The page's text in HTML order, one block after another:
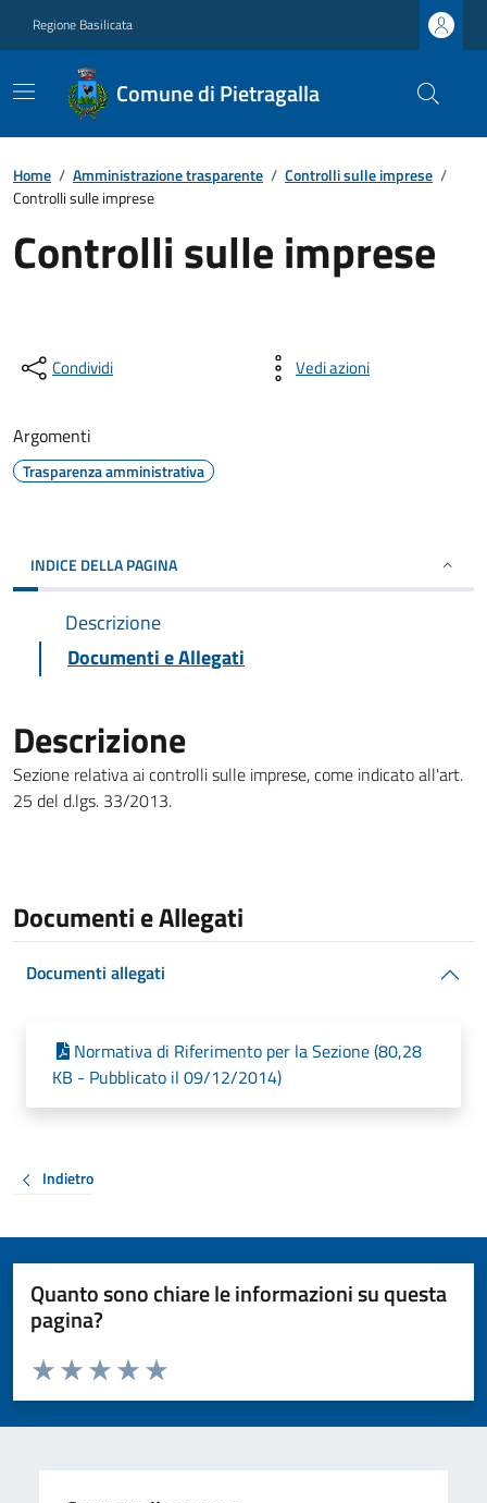
Regione Basilicata
Comune di Pietragalla
Home / Amministrazione trasparente / Controlli sulle imprese /
Controlli sulle imprese
Controlli sulle imprese
Condividi Vedi azioni
Argomenti
Trasparenza amministrativa
INDICE DELLA PAGINA
Descrizione
Documenti e Allegati
Descrizione
Sezione relativa ai controlli sulle imprese, come indicato all'art.
25 del d.lgs. 33/2013.
Documenti e Allegati
Documenti allegati
Normativa di Riferimento per la Sezione (80,28
KB - Pubblicato il 09/12/2014)
Indietro
Quanto sono chiare le informazioni su questa
pagina?
Valuta da 1 a 5 stelle la pagina
Valuta 5 stelle su 5
Valuta 4 stelle su 5
Valuta 3 stelle su 5
Valuta 2 stelle su 5
Valuta 1 stelle su 5